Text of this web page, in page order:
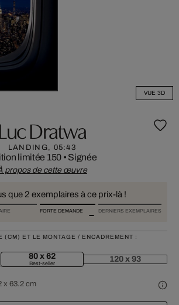
VUE 3D
Dratwa
LANDING, 05:43
limitée 150 • Signée
propos de cette œuvre
que 2 exemplaires à ce prix-là !
FORTE DEMANDE DERNIERS EXEMPLAIRES
(CM) ET LE MONTAGE / ENCADREMENT :
80 x 62
Best-seller 120 x 93
x 63.2 cm